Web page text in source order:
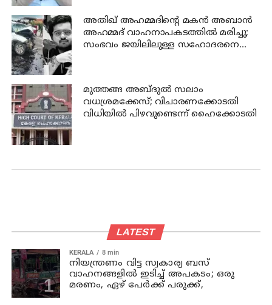
അതിഖ് അഹമ്മദിന്റെ മകന്‍ അബാന്‍
അഹമ്മദ് വാഹനാപകടത്തില്‍ മരിച്ചു;
സംഭവം ജയിലിലുള്ള സഹോദരനെ
മുത്തങ്ങ അബ്ദുല്‍ സലാം
വധശ്രമക്കേസ്; വിചാരണക്കോടതി
വിധിയില്‍ പിഴവുണ്ടെന്ന് ഹൈക്കോടതി
LATEST
KERALA 8 min
നിയന്ത്രണം വിട്ട സ്വകാര്യ ബസ്
വാഹനങ്ങളില്‍ ഇടിച്ച് അപകടം; ഒരു
മരണം, ഏഴ് പേര്‍ക്ക് പരുക്ക്,